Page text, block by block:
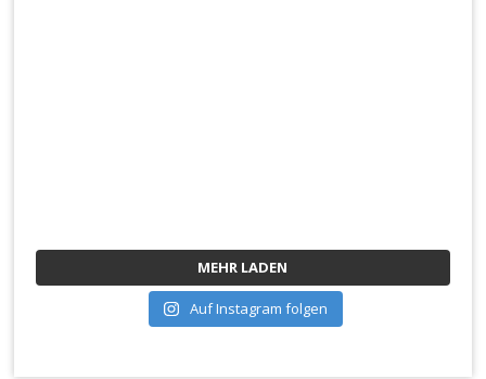
MEHR LADEN
Auf Instagram folgen